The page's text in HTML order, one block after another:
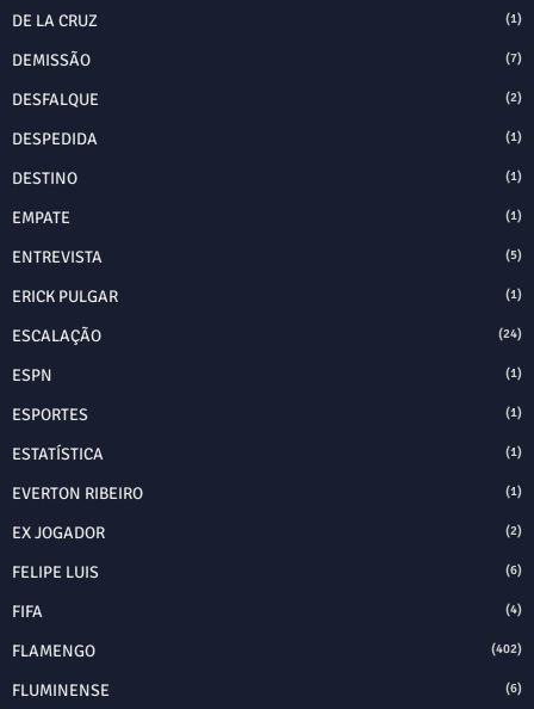
DE LA CRUZ (1)
DEMISSÃO (7)
DESFALQUE (2)
DESPEDIDA (1)
DESTINO (1)
EMPATE (1)
ENTREVISTA (5)
ERICK PULGAR (1)
ESCALAÇÃO (24)
ESPN (1)
ESPORTES (1)
ESTATÍSTICA (1)
EVERTON RIBEIRO (1)
EX JOGADOR (2)
FELIPE LUIS (6)
FIFA (4)
FLAMENGO (402)
FLUMINENSE (6)